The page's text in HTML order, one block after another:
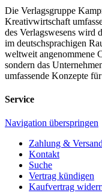
Die Verlagsgruppe
Kreativwirtschaft
des Verlagswesens wird
im deutschsprachigen
weltweit angenommene
sondern das
umfassende Konzepte
Service
Navigation überspringen
Zahlung &
Kontakt
Suche
Vertrag kündigen
Kaufvertrag